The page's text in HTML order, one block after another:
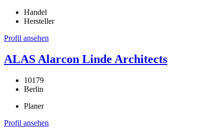
Handel
Hersteller
Profil ansehen
ALAS Alarcon Linde Architects
10179
Berlin
Planer
Profil ansehen